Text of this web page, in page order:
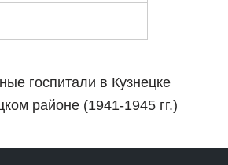
госпитали в Кузнецке
районе (1941-1945 гг.)